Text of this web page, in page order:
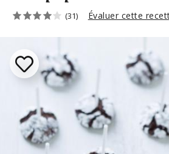
(31) Évaluer cette